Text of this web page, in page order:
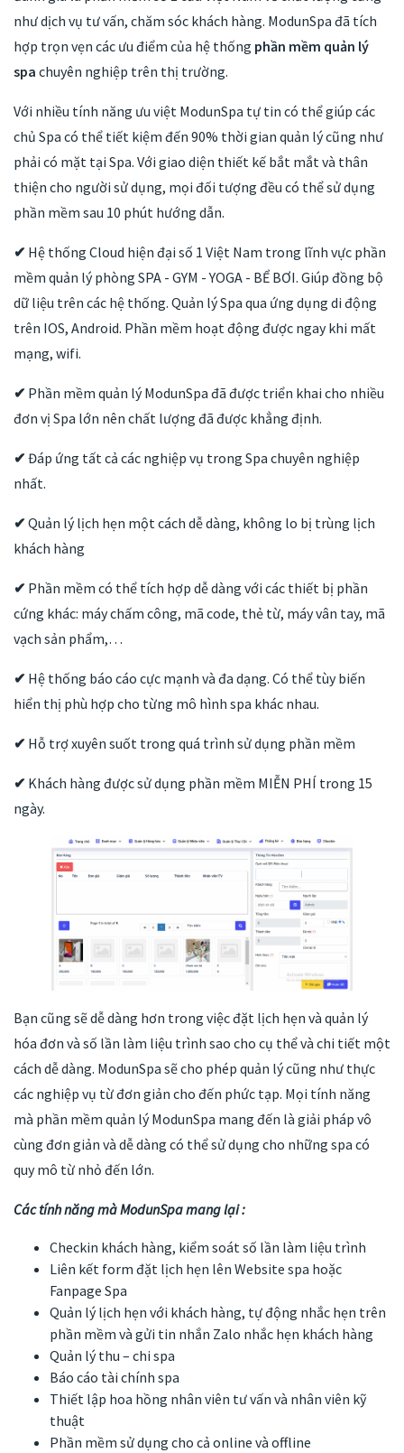
như dịch vụ tư vấn, chăm sóc khách hàng. ModunSpa đã tích
hợp trọn vẹn các ưu điểm của hệ thống phần mềm quản lý
spa chuyên nghiệp trên thị trường.
Với nhiều tính năng ưu việt ModunSpa tự tin có thể giúp các
chủ Spa có thể tiết kiệm đến 90% thời gian quản lý cũng như
phải có mặt tại Spa. Với giao diện thiết kế bắt mắt và thân
thiện cho người sử dụng, mọi đối tượng đều có thể sử dụng
phần mềm sau 10 phút hướng dẫn.
✔ Hệ thống Cloud hiện đại số 1 Việt Nam trong lĩnh vực phần
mềm quản lý phòng SPA - GYM - YOGA - BỂ BƠI. Giúp đồng bộ
dữ liệu trên các hệ thống. Quản lý Spa qua ứng dụng di động
trên IOS, Android. Phần mềm hoạt động được ngay khi mất
mạng, wifi.
✔ Phần mềm quản lý ModunSpa đã được triển khai cho nhiều
đơn vị Spa lớn nên chất lượng đã được khẳng định.
✔ Đáp ứng tất cả các nghiệp vụ trong Spa chuyên nghiệp
nhất.
✔ Quản lý lịch hẹn một cách dễ dàng, không lo bị trùng lịch
khách hàng
✔ Phần mềm có thể tích hợp dễ dàng với các thiết bị phần
cứng khác: máy chấm công, mã code, thẻ từ, máy vân tay, mã
vạch sản phẩm,…
✔ Hệ thống báo cáo cực mạnh và đa dạng. Có thể tùy biến
hiển thị phù hợp cho từng mô hình spa khác nhau.
✔ Hỗ trợ xuyên suốt trong quá trình sử dụng phần mềm
✔ Khách hàng được sử dụng phần mềm MIỄN PHÍ trong 15
ngày.
Bạn cũng sẽ dễ dàng hơn trong việc đặt lịch hẹn và quản lý
hóa đơn và số lần làm liệu trình sao cho cụ thể và chi tiết một
cách dễ dàng. ModunSpa sẽ cho phép quản lý cũng như thực
các nghiệp vụ từ đơn giản cho đến phức tạp. Mọi tính năng
mà phần mềm quản lý ModunSpa mang đến là giải pháp vô
cùng đơn giản và dễ dàng có thể sử dụng cho những spa có
quy mô từ nhỏ đến lớn.
Các tính năng mà ModunSpa mang lại :
Checkin khách hàng, kiểm soát số lần làm liệu trình
Liên kết form đặt lịch hẹn lên Website spa hoặc
Fanpage Spa
Quản lý lịch hẹn với khách hàng, tự động nhắc hẹn trên
phần mềm và gửi tin nhắn Zalo nhắc hẹn khách hàng
Quản lý thu – chi spa
Báo cáo tài chính spa
Thiết lập hoa hồng nhân viên tư vấn và nhân viên kỹ
thuật
Phần mềm sử dụng cho cả online và offline